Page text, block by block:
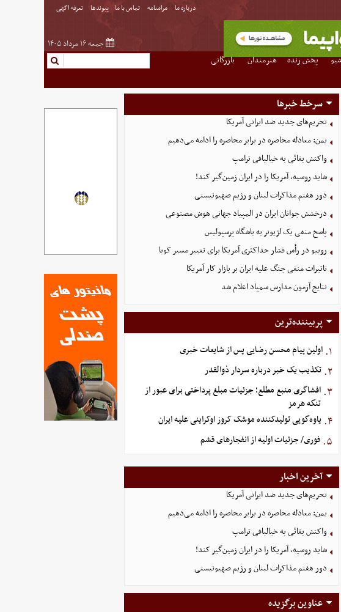
درباره ما مرامنامه تماس با ما پیوندها تعرفه اگهی
جمعه ۱۶ مرداد ۱۴۰۵
پخش زنده هنرمندان
بازرگانی
سرخط خبرها
تحریم‌های جدید ضد ایرانی آمریکا
یمن: معادله محاصره در برابر محاصره را ادامه می‌دهیم
واکنش بقائی به خیالبافی ترامپ
شاید روسیه، آمریکا را در ایران زمین‌گیر کند!
دور هفتم مذاکرات لبنان و رژیم صهیونیستی
درخشش جوانان ایران در المپیاد جهانی هوش مصنوعی
پاسخ منفی یک لژیونر به باشگاه پرسپولیس
روبیو در رأس فشار حداکثری آمریکا برای تغییر مسیر کوبا
تاثیرات منفی جنگ علیه ایران بر بازار کار آمریکا
نتایج آزمون مدارس سمپاد اعلام شد
پربیننده‌ترین
۱. اولین پیام محسن رضایی پس از شایعات خبری
۲. تکذیب یک خبر درباره سردار ذوالقدر
۳. افشاگری منبع مطلع؛ جزئیات مبلغ پرداختی برای عبور از
تنگه هرمز
۴. یاوه‌گویی تولیدکننده موشک کروز اوکراینی علیه ایران
۵. فوری/ جزئیات اولیه از انفجارهای قشم
آخرین اخبار
تحریم‌های جدید ضد ایرانی آمریکا
یمن: معادله محاصره در برابر محاصره را ادامه می‌دهیم
واکنش بقائی به خیالبافی ترامپ
شاید روسیه، آمریکا را در ایران زمین‌گیر کند!
دور هفتم مذاکرات لبنان و رژیم صهیونیستی
عناوین برگزیده